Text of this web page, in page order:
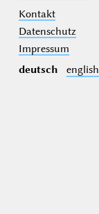
Kontakt
Datenschutz
Impressum
deutsch
english